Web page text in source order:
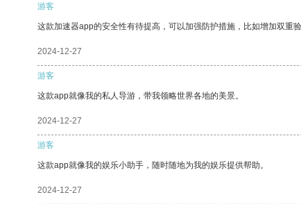
游客
这款加速器app的安全性有待提高，可以加强防护措施，比如增加双重验
2024-12-27
游客
这款app就像我的私人导游，带我领略世界各地的美景。
2024-12-27
游客
这款app就像我的娱乐小助手，随时随地为我的娱乐提供帮助。
2024-12-27